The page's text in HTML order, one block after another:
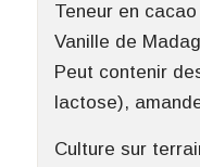
Teneur en
Vanille de
Peut contenir
lactose),
Culture sur